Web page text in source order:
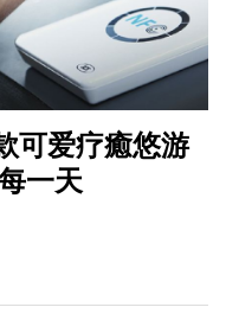
可爱疗癒悠游
一天